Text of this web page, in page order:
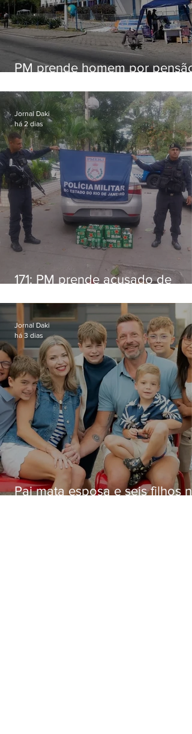
PM prende homem por pensão
171: PM prende acusado de
Niterói
Jornal Daki
há 2 dias
Pai mata esposa e seis filhos
Jornal Daki
há 3 dias